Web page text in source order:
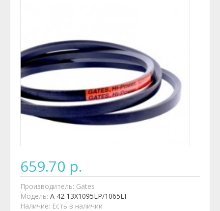
659.70 р.
Производитель: Gates
Модель: A 42 13X1095LP/1065LI
Наличие: Есть в наличии